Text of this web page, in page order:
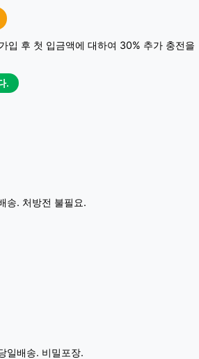
입 후 첫 입금액에 대하여 30% 추가 충전을
.
송. 처방전 불필요.
일배송. 비밀포장.